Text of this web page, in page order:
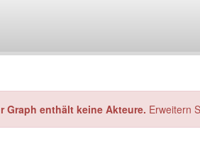
Graph enthält keine Akteure. Erweitern